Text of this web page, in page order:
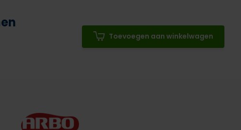
Toevoegen aan winkelwagen